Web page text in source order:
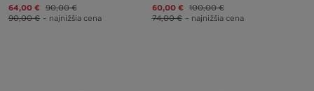
64,00 € 90,00 €
90,00 € – najnižšia cena
60,00 € 100,00 €
74,00 € – najnižšia cena